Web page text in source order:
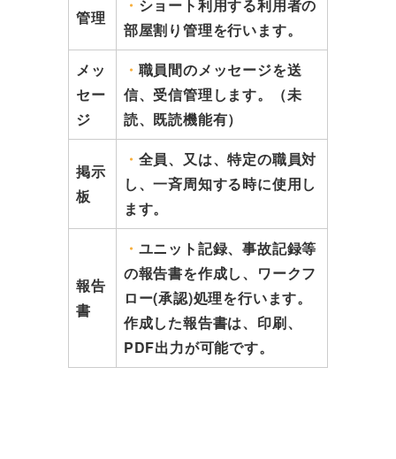
管理
・ ショート利用する利用者の
部屋割り管理を行います。
メッ
セー
ジ
・ 職員間のメッセージを送
信、受信管理します。（未
読、既読機能有）
掲示
板
・ 全員、又は、特定の職員対
し、一斉周知する時に使用し
ます。
報告
書
・ ユニット記録、事故記録等
の報告書を作成し、ワークフ
ロー(承認)処理を行います。
作成した報告書は、印刷、
PDF出力が可能です。